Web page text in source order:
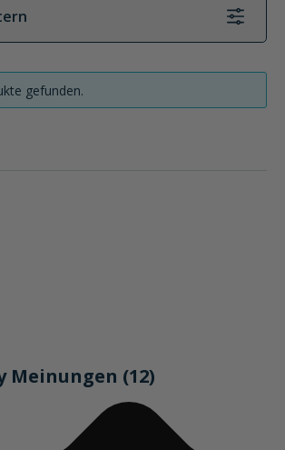
gefunden.
Meinungen (12)